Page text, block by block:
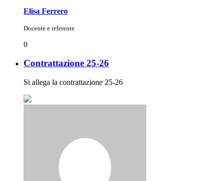
Elisa Ferrero
Docente e referente
0
Contrattazione 25-26
Si allega la contrattazione 25-26